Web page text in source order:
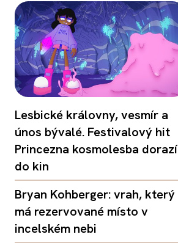
Lesbické královny, vesmír a
únos bývalé. Festivalový hit
Princezna kosmolesba dorazí
do kin
Bryan Kohberger: vrah, který
má rezervované místo v
incelském nebi